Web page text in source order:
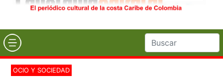
OCIO Y SOCIEDAD